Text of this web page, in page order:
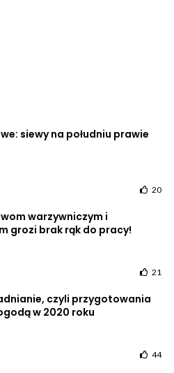
siewy na południu prawie
20
warzywniczym i
grozi brak rąk do pracy!
21
czyli przygotowania
w 2020 roku
44